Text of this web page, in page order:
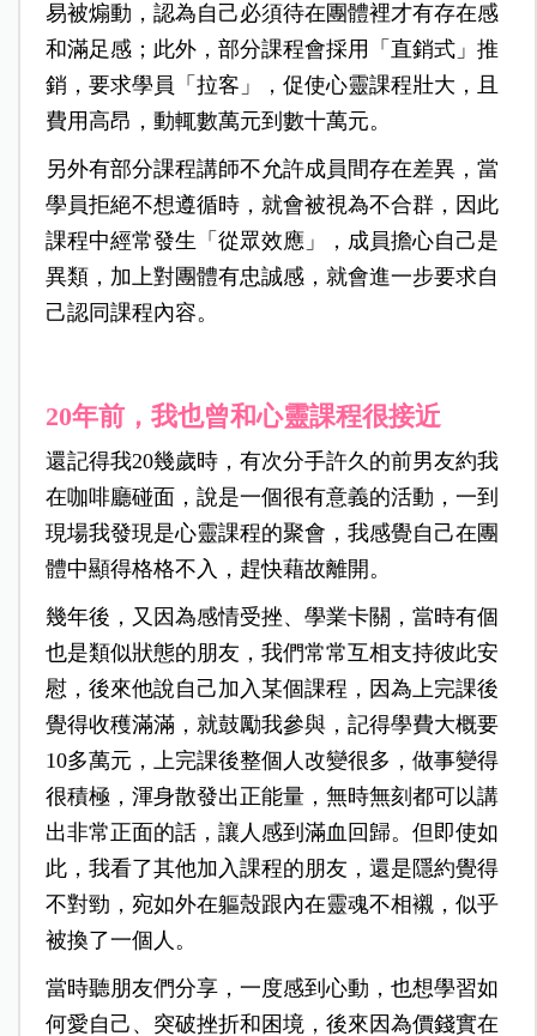
易被煽動，認為自己必須待在團體裡才有存在感
和滿足感；此外，部分課程會採用「直銷式」推
銷，要求學員「拉客」，促使心靈課程壯大，且
費用高昂，動輒數萬元到數十萬元。
另外有部分課程講師不允許成員間存在差異，當
學員拒絕不想遵循時，就會被視為不合群，因此
課程中經常發生「從眾效應」，成員擔心自己是
異類，加上對團體有忠誠感，就會進一步要求自
己認同課程內容。
20年前，我也曾和心靈課程很接近
還記得我20幾歲時，有次分手許久的前男友約我
在咖啡廳碰面，說是一個很有意義的活動，一到
現場我發現是心靈課程的聚會，我感覺自己在團
體中顯得格格不入，趕快藉故離開。
幾年後，又因為感情受挫、學業卡關，當時有個
也是類似狀態的朋友，我們常常互相支持彼此安
慰，後來他說自己加入某個課程，因為上完課後
覺得收穫滿滿，就鼓勵我參與，記得學費大概要
10多萬元，上完課後整個人改變很多，做事變得
很積極，渾身散發出正能量，無時無刻都可以講
出非常正面的話，讓人感到滿血回歸。但即使如
此，我看了其他加入課程的朋友，還是隱約覺得
不對勁，宛如外在軀殼跟內在靈魂不相襯，似乎
被換了一個人。
當時聽朋友們分享，一度感到心動，也想學習如
何愛自己、突破挫折和困境，後來因為價錢實在